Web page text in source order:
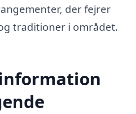
der fejrer
traditioner i området.